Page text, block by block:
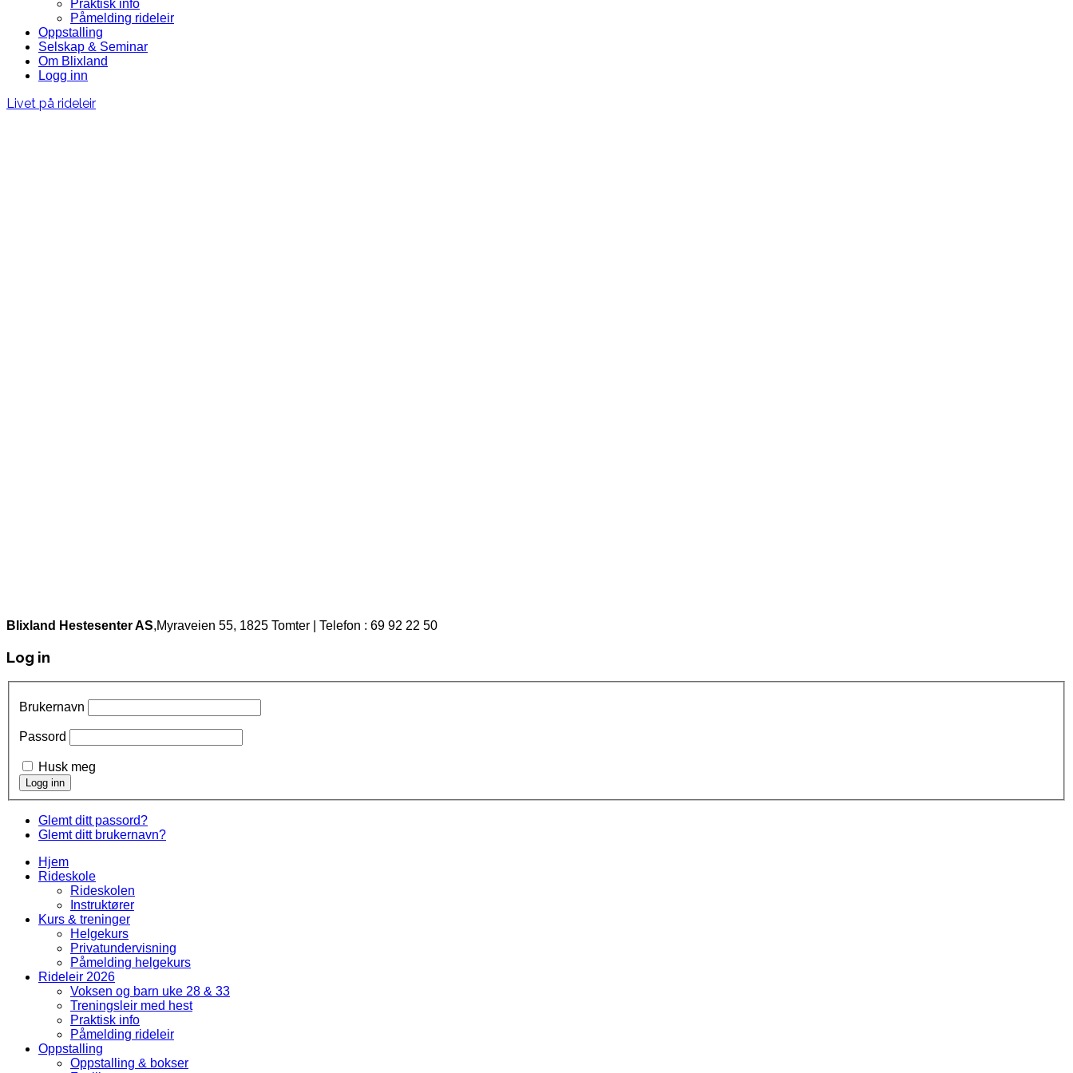
Praktisk info
Påmelding rideleir
Oppstalling
Selskap & Seminar
Om Blixland
Logg inn
Livet på rideleir
Blixland Hestesenter AS,Myraveien 55, 1825 Tomter | Telefon : 69 92 22 50
Log in
Brukernavn
Passord
Husk meg
Glemt ditt passord?
Glemt ditt brukernavn?
Hjem
Rideskole
Rideskolen
Instruktører
Kurs & treninger
Helgekurs
Privatundervisning
Påmelding helgekurs
Rideleir 2026
Voksen og barn uke 28 & 33
Treningsleir med hest
Praktisk info
Påmelding rideleir
Oppstalling
Oppstalling & bokser